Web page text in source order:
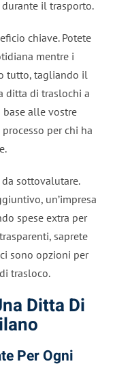
il trasporto.
chiave. Potete
mentre i
tutto, tagliando il
ditta di traslochi a
alle vostre
per chi ha
sottovalutare.
un’impresa
spese extra per
saprete
sono opzioni per
trasloco.
Ditta Di
Per Ogni